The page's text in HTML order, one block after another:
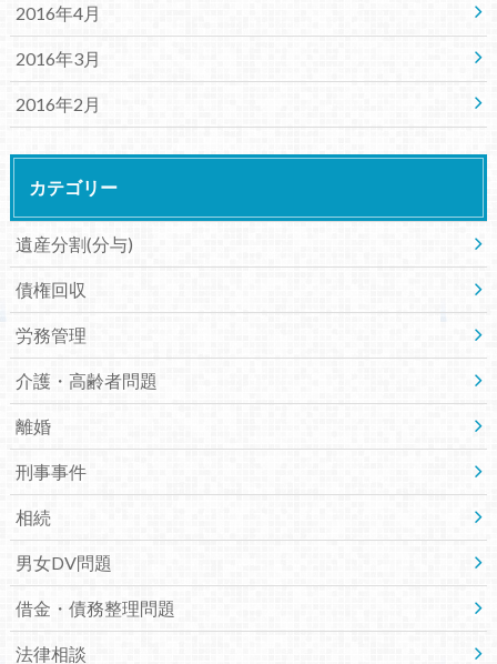
2016年4月
2016年3月
2016年2月
カテゴリー
遺産分割(分与)
債権回収
労務管理
介護・高齢者問題
離婚
刑事事件
相続
男女DV問題
借金・債務整理問題
法律相談